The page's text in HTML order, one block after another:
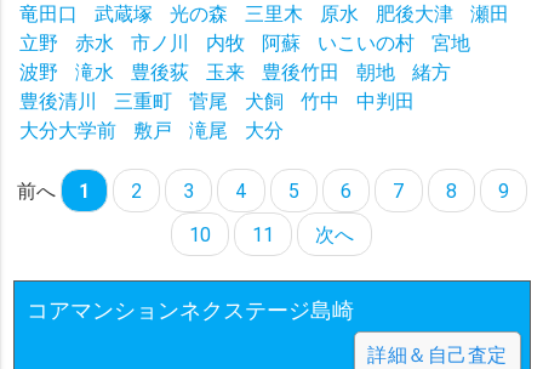
竜田口
武蔵塚 光の森 三里木 原水 肥後大津
瀬田
立野
赤水 市ノ川 内牧 阿蘇 いこいの村
宮地
波野
滝水 豊後荻 玉来 豊後竹田 朝地
緒方
豊後清川
三重町 菅尾 犬飼 竹中
中判田
大分大学前
敷戸 滝尾 大分
前へ 1 2 3 4 5 6 7 8
9
10
11 次へ
コアマンションネクステージ島崎
詳細＆自己査定